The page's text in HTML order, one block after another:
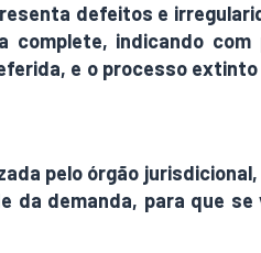
defeitos e
indicando
e o processo
pelo órgão
demanda, para que